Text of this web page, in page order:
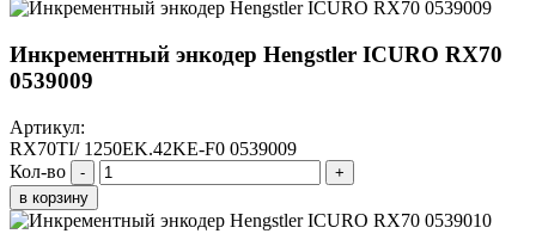
Инкрементный энкодер Hengstler ICURO RX70
0539009
Артикул:
RX70TI/ 1250EK.42KE-F0 0539009
Кол-во
-
+
в корзину